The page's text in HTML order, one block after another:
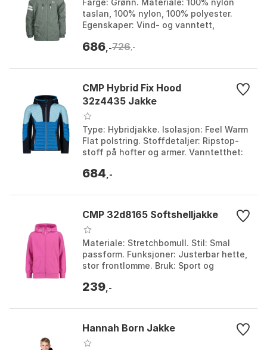
Farge: Grønn. Materiale: 100% nylon
taslan, 100% nylon, 100% polyester.
Egenskaper: Vind- og vanntett,
detaljer. Farge: Beige,...
686 ,-726 ,-
CMP Hybrid Fix Hood
32z4435 Jakke
Type: Hybridjakke. Isolasjon: Feel Warm
Flat polstring. Stoffdetaljer: Ripstop-
stoff på hofter og armer. Vanntetthet:
Basic p...
684 ,-
CMP 32d8165 Softshelljakke
Materiale: Stretchbomull. Stil: Smal
passform. Funksjoner: Justerbar hette,
stor frontlomme. Bruk: Sport og
Plum, Provenza, ...
239 ,-
Hannah Born Jakke